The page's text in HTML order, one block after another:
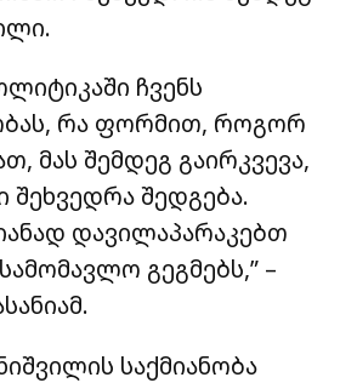
ჩვენს
რა ფორმით, როგორ
მას შემდეგ გაირკვევა,
შეხვედრა შედგება.
დავილაპარაკებთ
გეგმებს,” –
საქმიანობა